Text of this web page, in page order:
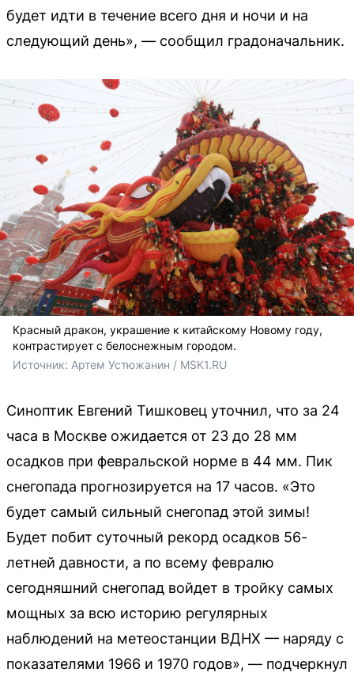
будет идти в течение всего дня и ночи и на
следующий день», — сообщил градоначальник.
Красный дракон, украшение к китайскому Новому году,
контрастирует с белоснежным городом.
Источник: Артем Устюжанин / MSK1.RU
Синоптик Евгений Тишковец уточнил, что за 24
часа в Москве ожидается от 23 до 28 мм
осадков при февральской норме в 44 мм. Пик
снегопада прогнозируется на 17 часов. «Это
будет самый сильный снегопад этой зимы!
Будет побит суточный рекорд осадков 56-
летней давности, а по всему февралю
сегодняшний снегопад войдет в тройку самых
мощных за всю историю регулярных
наблюдений на метеостанции ВДНХ — наряду с
показателями 1966 и 1970 годов», — подчеркнул